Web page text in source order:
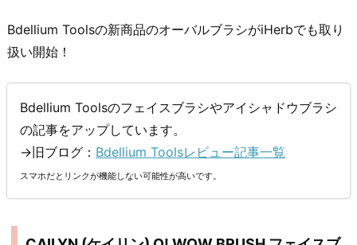
Bdellium Toolsの新商品のオーバルブラシがiHerbでも取り
扱い開始！
Bdellium Toolsのフェイスブラシやアイシャドウブラシ
の記事をアップしています。
→旧ブログ： Bdellium Toolsレビュー記事一覧
スマホだとリンクが機能しない可能性が高いです。